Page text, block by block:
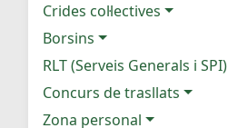
Crides col·lectives
Borsins
RLT (Serveis Generals i SPI)
Concurs de trasllats
Zona personal